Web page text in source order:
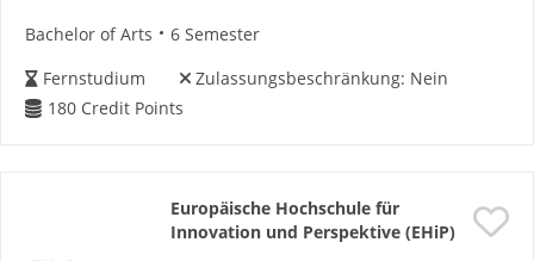
Bachelor of Arts
6 Semester
Fernstudium
Zulassungsbeschränkung: Nein
180 Credit Points
Europäische Hochschule für
Innovation und Perspektive (EHiP)